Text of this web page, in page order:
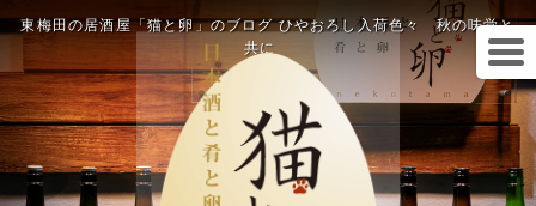
東梅田の居酒屋「猫と卵」のブログ ひやおろし入荷色々 秋の味覚と
共に